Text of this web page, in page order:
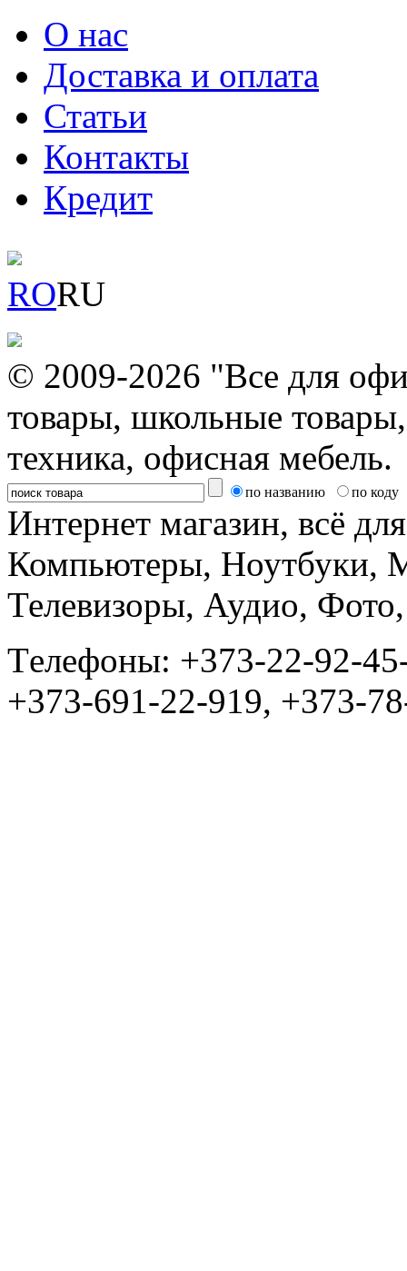
О нас
Доставка и оплата
Статьи
Контакты
Кредит
RORU
© 2009-2026 "Все для
товары, школьные
техника, офисная мебель.
по названию по коду
Интернет магазин, всё
Компьютеры, Ноутбуки,
Телевизоры, Аудио,
Tелефоны: +373-22-92-
+373-691-22-919, +373-